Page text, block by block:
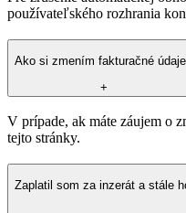
používateľského rozhrania
Ako si zmením fakturačné
+
V prípade, ak máte záujem o
tejto stránky.
Zaplatil som za inzerát a stále